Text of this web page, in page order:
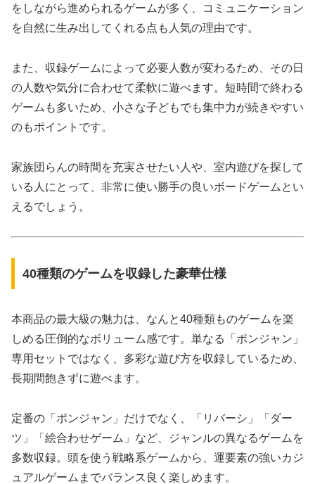
をしながら進められるゲームが多く、コミュニケーション
を自然に生み出してくれる点も人気の理由です。
また、収録ゲームによって必要人数が変わるため、その日
の人数や気分に合わせて柔軟に遊べます。短時間で終わる
ゲームも多いため、小さな子どもでも集中力が続きやすい
のもポイントです。
家族団らんの時間を充実させたい人や、室内遊びを探して
いる人にとって、非常に使い勝手の良いボードゲームとい
えるでしょう。
40種類のゲームを収録した豪華仕様
本商品の最大級の魅力は、なんと40種類ものゲームを楽
しめる圧倒的なボリューム感です。単なる「ポンジャン」
専用セットではなく、多彩な遊び方を収録しているため、
長期間飽きずに遊べます。
定番の「ポンジャン」だけでなく、「リバーシ」「ダー
ツ」「絵合わせゲーム」など、ジャンルの異なるゲームを
多数収録。頭を使う戦略系ゲームから、運要素の強いカジ
ュアルゲームまでバランス良く楽しめます。